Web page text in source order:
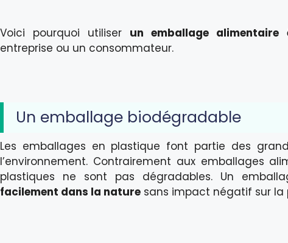
Voici pourquoi utiliser un emballage alimentaire
entreprise ou un consommateur.
Un emballage biodégradable
Les emballages en plastique font partie des
l’environnement. Contrairement aux emballages
plastiques ne sont pas dégradables. Un
facilement dans la nature sans impact négatif sur la